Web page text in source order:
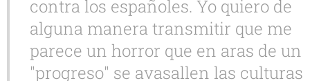
contra los españoles. Yo quiero de
alguna manera transmitir que me
parece un horror que en aras de un
"progreso" se avasallen las culturas